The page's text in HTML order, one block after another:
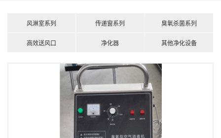
风淋室系列 传递窗系列 臭氧杀菌系列
高效送风口 净化器 其他净化设备